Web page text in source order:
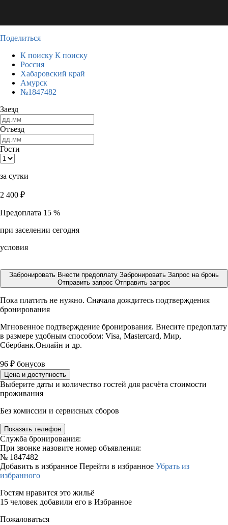
Поделиться
К поиску К поиску
Россия
Хабаровский край
Амурск
№1847482
Заезд
Отъезд
Гости
за сутки
2 400 ₽
Предоплата 15 %
при заселении сегодня
условия
Забронировать Внести предоплату Забронировать Запрос на бронь
Отправить запрос Отправить запрос
Пока платить не нужно. Сначала дождитесь подтверждения
бронирования
Мгновенное подтверждение бронирования. Внесите предоплату
в размере удобным способом: Visa, Mastercard, Мир,
Сбербанк.Онлайн и др.
96 ₽ бонусов
Цена и доступность
Выберите даты и количество гостей для расчёта стоимости
проживания
Без комиссии и сервисных сборов
Показать телефон
Служба бронирования:
При звонке назовите номер объявления:
№ 1847482
Добавить в избранное Перейти в избранное Убрать из
избранного
Гостям нравится это жильё
15 человек добавили его в Избранное
Пожаловаться